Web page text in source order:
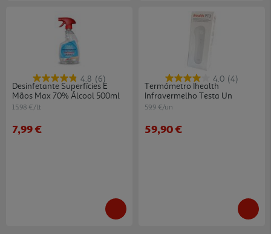
4.8 (6)
Desinfetante Superfícies E
Mãos Max 70% Álcool 500ml
15.98 €/Lt
7,99 €
4.0 (4)
Termómetro Ihealth
Infravermelho Testa Un
59.9 €/un
59,90 €